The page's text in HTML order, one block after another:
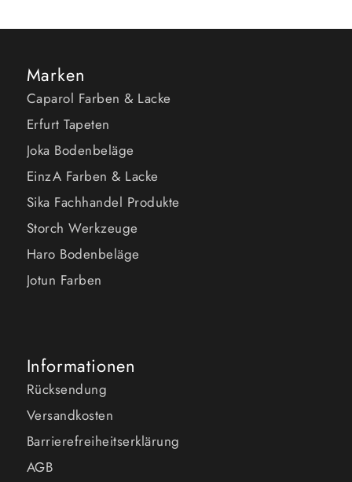
Marken
Caparol Farben & Lacke
Erfurt Tapeten
Joka Bodenbeläge
EinzA Farben & Lacke
Sika Fachhandel Produkte
Storch Werkzeuge
Haro Bodenbeläge
Jotun Farben
Informationen
Rücksendung
Versandkosten
Barrierefreiheitserklärung
AGB